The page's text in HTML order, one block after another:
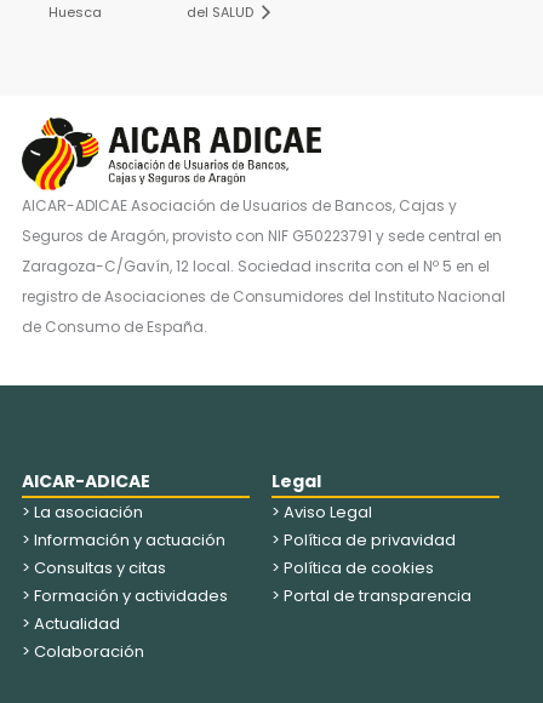
Huesca
del SALUD
AICAR-ADICAE Asociación de Usuarios de Bancos, Cajas y
Seguros de Aragón, provisto con NIF G50223791 y sede central en
Zaragoza-C/Gavín, 12 local. Sociedad inscrita con el Nº 5 en el
registro de Asociaciones de Consumidores del Instituto Nacional
de Consumo de España.
AICAR-ADICAE
> La asociación
> Información y actuación
> Consultas y citas
> Formación y actividades
> Actualidad
> Colaboración
Legal
> Aviso Legal
> Política de privavidad
> Política de cookies
> Portal de transparencia